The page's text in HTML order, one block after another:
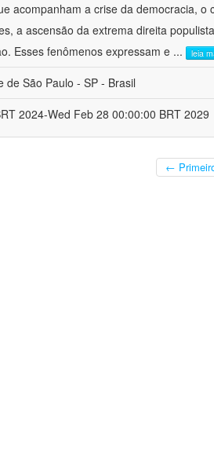
acompanham a crise da democracia, o
a ascensão da extrema direita
Esses fenômenos expressam e ... leia
de São Paulo - SP - Brasil
2024-Wed Feb 28 00:00:00 BRT 2029
←